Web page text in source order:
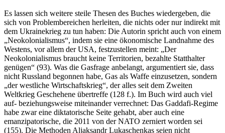
Es lassen sich weitere steile Thesen des Buches wiedergeben, die
sich von Problembereichen herleiten, die nichts oder nur indirekt mit
dem Ukrainekrieg zu tun haben: Die Autorin spricht auch von einem
„Neokolonialismus“, indem sie eine ökonomische Landnahme des
Westens, vor allem der USA, festzustellen meint: „Der
Neokolonialismus braucht keine Territorien, bezahlte Statthalter
genügen“ (93). Was die Gasfrage anbelangt, argumentiert sie, dass
nicht Russland begonnen habe, Gas als Waffe einzusetzen, sondern
„der westliche Wirtschaftskrieg“, der alles seit dem Zweiten
Weltkrieg Geschehene übertreffe (128 f.). Im Buch wird auch viel
auf- beziehungsweise miteinander verrechnet: Das Gaddafi-Regime
habe zwar eine diktatorische Seite gehabt, aber auch eine
emanzipatorische, die 2011 von der NATO zerniert worden sei
(155). Die Methoden Aljaksandr Lukaschenkas seien nicht